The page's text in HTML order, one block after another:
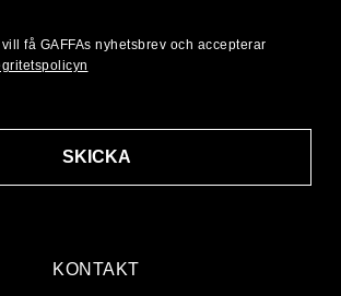
KONTAKT
SKICKA
få GAFFAs nyhetsbrev och accepterar